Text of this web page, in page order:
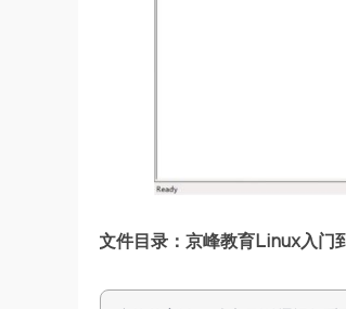
文件目录：京峰教育Linux入门